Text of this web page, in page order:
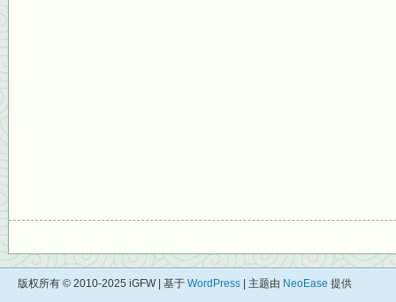
版权所有 © 2010-2025 iGFW | 基于 WordPress | 主题由 NeoEase 提供